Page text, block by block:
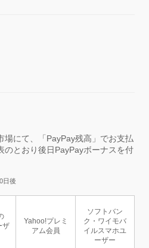
場にて、「PayPay残高」でお支払
のとおり後日PayPayボーナスを付
日後
ザ
Yahoo!プレミ
アム会員
ソフトバン
ク・ワイモバ
イルスマホユ
ーザー